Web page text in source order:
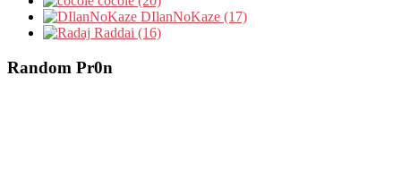
DIlanNoKaze (17)
Raddai (16)
Random Pr0n